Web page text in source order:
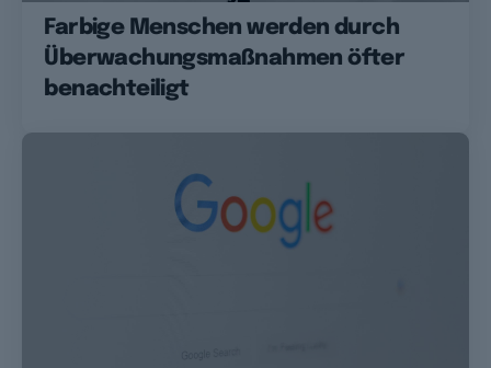
Farbige Menschen werden durch
Überwachungsmaßnahmen öfter
benachteiligt